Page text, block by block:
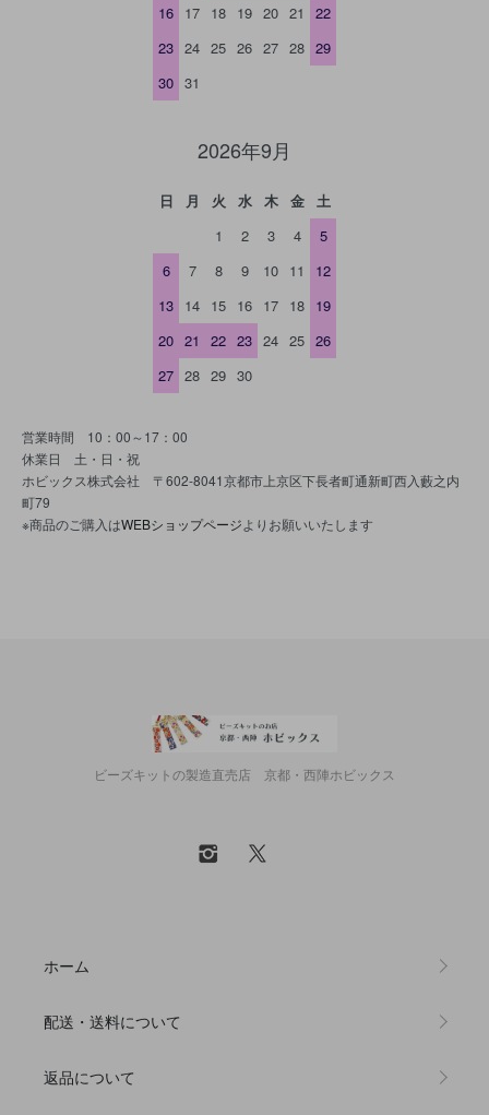
16 17 18 19 20 21
22
23 24 25 26 27 28 29
30 31
2026年9月
日 月 火 水 木 金
土
1
2 3 4
5
6
7 8 9 10 11
12
13 14 15 16 17 18 19
20 21 22 23 24 25 26
27 28 29 30
営業時間 10：00～17：00
休業日 土・日・祝
ホビックス株式会社 〒602-8041京都市上京区下長者町通新町西入藪之内
町79
※商品のご購入はWEBショップページよりお願いいたします
ビーズキットの製造直売店 京都・西陣ホビックス
ホーム
配送・送料について
返品について